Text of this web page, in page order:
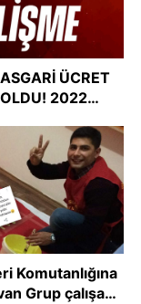
ÜCRET
2022
Komutanlığına
Grup çalışanı